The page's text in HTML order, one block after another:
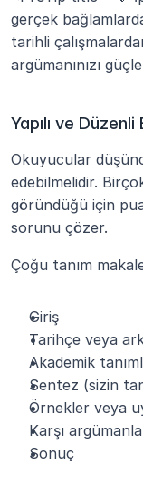
gerçek
tarihli
argümanınızı
Yapılı ve Düzenli
Okuyucular
edebilmelidir.
göründüğü için
sorunu çözer.
Çoğu tanım
Giriş
Tarihçe veya
Akademik
Sentez (sizin
Örnekler veya
Karşı
Sonuç